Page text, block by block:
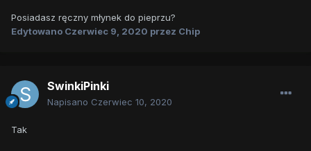
Posiadasz ręczny młynek do pieprzu?
Edytowano Czerwiec 9, 2020 przez Chip
SwinkiPinki
Napisano Czerwiec 10, 2020
Tak